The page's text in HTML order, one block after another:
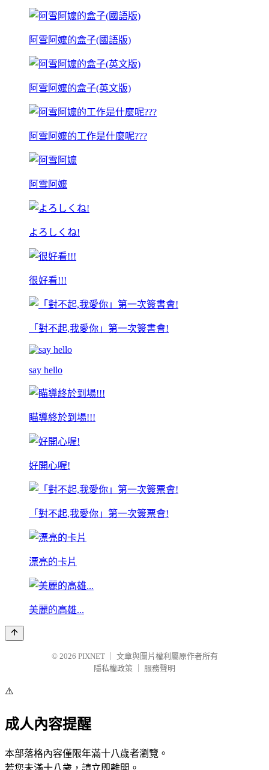
阿雪阿嬤的盒子(國語版)
阿雪阿嬤的盒子(英文版)
阿雪阿嬤的工作是什麼呢???
阿雪阿嬤
よろしくね!
很好看!!!
「對不起,我愛你」第一次簽書會!
say hello
瞄導終於到場!!!
好開心喔!
「對不起,我愛你」第一次簽票會!
漂亮的卡片
美麗的高雄...
© 2026 PIXNET
文章與圖片權利屬原作者所有
隱私權政策
服務聲明
⚠️
成人內容提醒
本部落格內容僅限年滿十八歲者瀏覽。
若您未滿十八歲，請立即離開。